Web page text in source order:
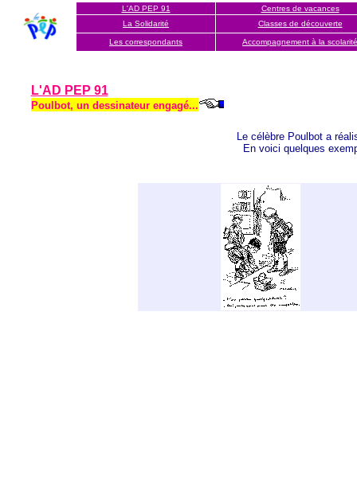
L'AD PEP 91
Centres de vacances
La Solidarité
Classes de découverte
Les correspondants Accompagnement à la scolarité
L'AD PEP 91
Poulbot, un dessinateur engagé...
Le célèbre Poulbot a
En voici quelques